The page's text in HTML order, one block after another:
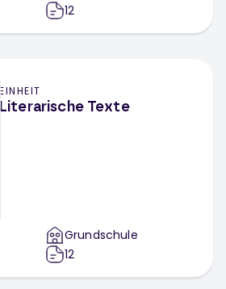
12
EINHEIT
Literarische Texte
Grundschule
12